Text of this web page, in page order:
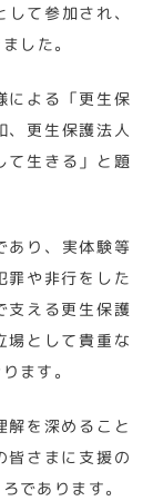
て参加され、
した。
による「更生保
、更生保護法人
て生きる」と題
あり、実体験等
罪や非行をした
支える更生保護
場として貴重な
ます。
解を深めること
皆さまに支援の
であります。